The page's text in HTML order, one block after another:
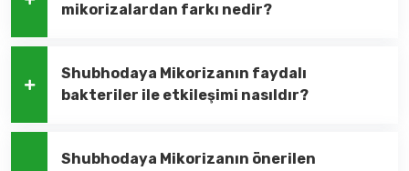
mikorizalardan farkı nedir?
Shubhodaya Mikorizanın faydalı
bakteriler ile etkileşimi nasıldır?
Shubhodaya Mikorizanın önerilen